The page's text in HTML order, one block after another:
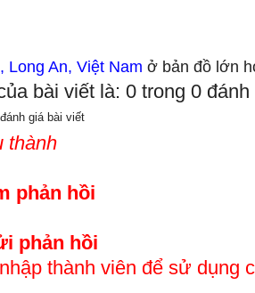
Long An, Việt Nam ở bản đồ lớn
bài viết là: 0 trong 0 đánh
giá bài viết
thành
phản hồi
phản hồi
thành viên để sử dụng